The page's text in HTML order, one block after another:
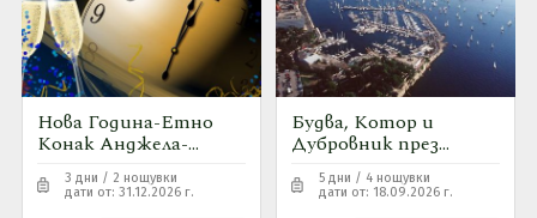
Нова Година-Етно
Конак Анджела-
СЪРБИЯ-2027
3 дни / 2 нощувки
дати от: 31.12.2026 г.
Будва, Котор и
Дубровник през
септември- няма
места
5 дни / 4 нощувки
дати от: 18.09.2026 г.